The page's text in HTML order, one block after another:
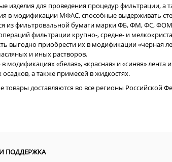
для проведения процедур фильтрации, а
в модификации МФАС, способные выдерживать
из фильтровальной бумаги марки ФБ, ФМ, ФС, ФОМ
фильтрации крупно-, средне- и
выгодно приобрести их в модификации «черная
и иных растворов.
модификациях «белая», «красная» и «синяя»
а также примесей в жидкостях.
доставляются во все регионы Российской
ПОДДЕРЖКА